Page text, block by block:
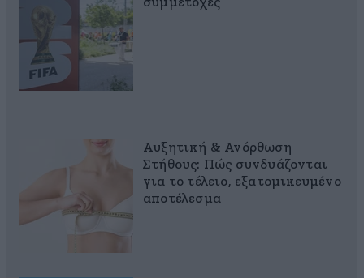
συμμετοχές
Αυξητική & Ανόρθωση
Στήθους: Πώς συνδυάζονται
για το τέλειο, εξατομικευμένο
αποτέλεσμα